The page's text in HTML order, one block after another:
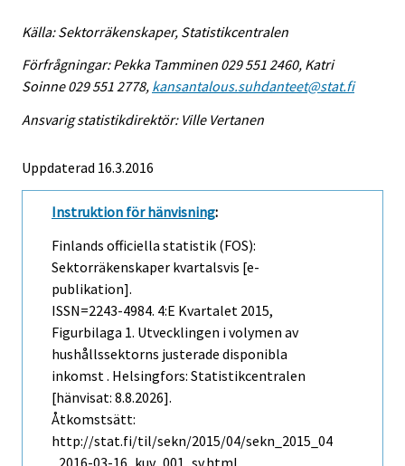
Källa: Sektorräkenskaper, Statistikcentralen
Förfrågningar: Pekka Tamminen 029 551 2460, Katri
Soinne 029 551 2778, kansantalous.suhdanteet@stat.fi
Ansvarig statistikdirektör: Ville Vertanen
Uppdaterad 16.3.2016
Instruktion för hänvisning:
Finlands officiella statistik (FOS):
Sektorräkenskaper kvartalsvis [e-
publikation].
ISSN=2243-4984. 4:e Kvartalet 2015,
Figurbilaga 1. Utvecklingen i volymen av
hushållssektorns justerade disponibla
inkomst . Helsingfors: Statistikcentralen
[hänvisat: 8.8.2026].
Åtkomstsätt:
http://stat.fi/til/sekn/2015/04/sekn_2015_04